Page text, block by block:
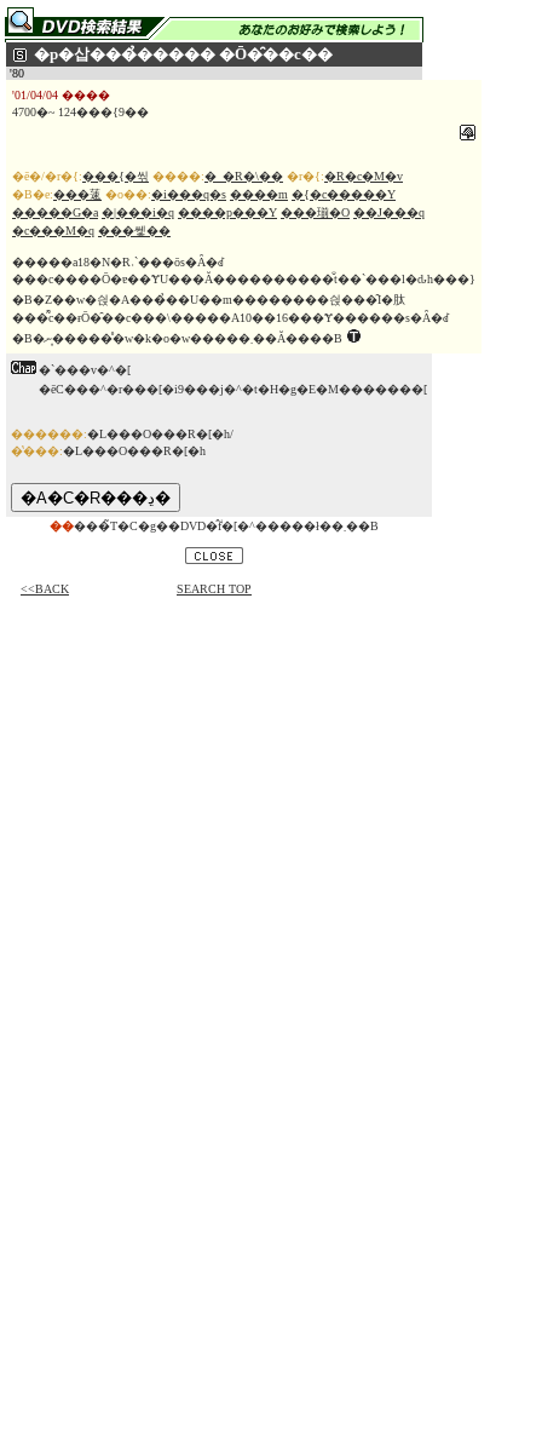
�p�삽���̉����� �Ō�̑��c��
'80
'01/04/04 ����
4700�~ 124���{9��
�ē�/�r�{:���{�씪 ����:�_�R�\�� �r�{:�R�c�M�v
�B�e:���䔎 �o��:�i���q�s ����m �{�c�����Y
�����G�a �|���i�q ����p���Y ���瑐�O ��J���q
�c���M�q ���쎛��
�����a18�N�Ɍ˒ˋ���ōs�Ȃ�ꂽ
���c����Ō�ɐ��ɎU���Ă����������̐t��`���l�ԃh���}
�B�Z��w�싅�A���̉��U��m��������싅���̑I�肽
���͌c��ɍŌ�̑��c���\�����݁A10��16���Ɏ������s�Ȃ�ꂽ
�B�ނ�͎�����̊w�k�o�w�����܂��Ă����B
�`���v�^�[
�ēC���^�r���[�i9���j�^�t�H�g�E�M�������[
������:�L���O���R�[�h/
�̔���:�L���O���R�[�h
�� ���̃T�C�g��DVD�̂݃f�[�^�����ł��܂��B
<<BACK SEARCH TOP